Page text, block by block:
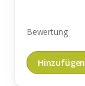
Bewertung